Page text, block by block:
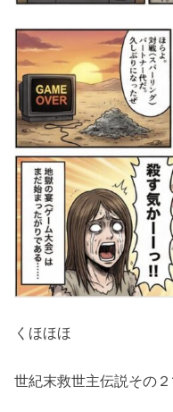
くほほほ
世紀末救世主伝説その２